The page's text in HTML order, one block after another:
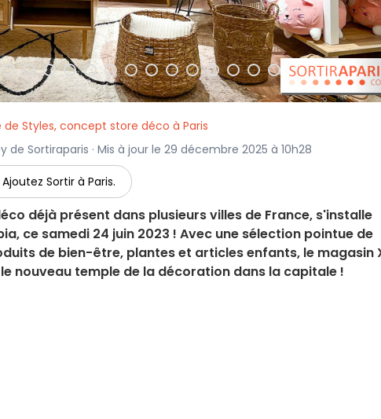
de Styles, concept store déco à Paris
de Sortiraparis · Mis à jour le 29 décembre 2025 à 10h28
Sortir à Paris.
déjà présent dans plusieurs villes de France, s'installe
ce samedi 24 juin 2023 ! Avec une sélection pointue de
de bien-être, plantes et articles enfants, le magasin
nouveau temple de la décoration dans la capitale !